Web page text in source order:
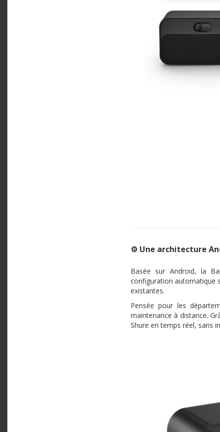
⚙️ Une architecture
Basée sur Android, la
configuration automatique
existantes.
Pensée pour les
maintenance à distance.
Shure en temps réel, sans